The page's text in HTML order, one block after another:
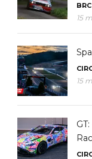
BRC
15
15